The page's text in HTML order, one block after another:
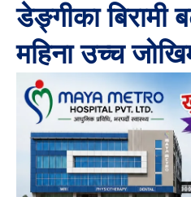
डेङ्गीका
महिना उच्च